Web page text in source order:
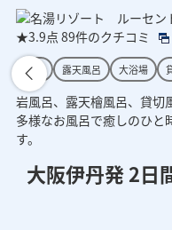
★3.9点 89件のクチコミ
温泉 露天風呂 大浴場
岩風呂、露天檜風呂、貸切
多様なお風呂で癒しのひと
す。
大阪伊丹発 2日